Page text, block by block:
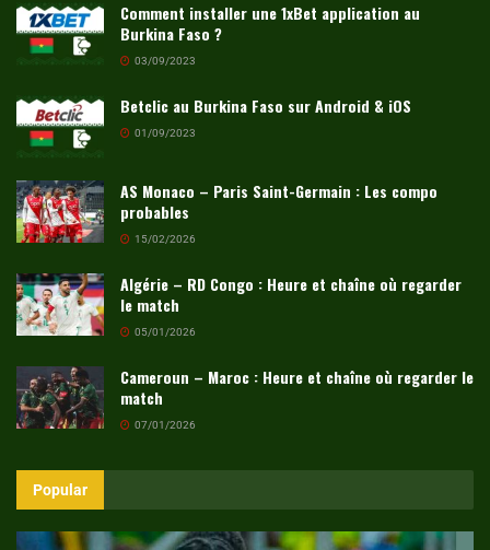
Comment installer une 1xBet application au
Burkina Faso ?
03/09/2023
Betclic au Burkina Faso sur Android & iOS
01/09/2023
AS Monaco – Paris Saint-Germain : Les compo
probables
15/02/2026
Algérie – RD Congo : Heure et chaîne où regarder
le match
05/01/2026
Cameroun – Maroc : Heure et chaîne où regarder le
match
07/01/2026
Popular